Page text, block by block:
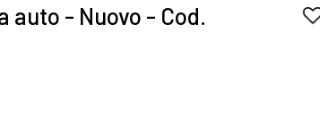
auto - Nuovo - Cod.